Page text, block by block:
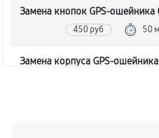
Замена кнопок GPS-ошейника
450 руб 50
Замена корпуса GPS-